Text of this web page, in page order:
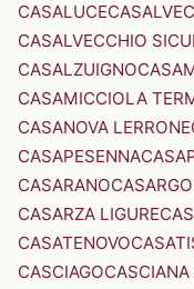
CASALUCE
CASALVECCHIO
CASALZUIGNO
CASAMICCIOLA
CASANOVA LERRONE
CASAPESENNA
CASARANOCASARGO
CASARZA LIGURE
CASATENOVO
CASCIAGOCASCIANA